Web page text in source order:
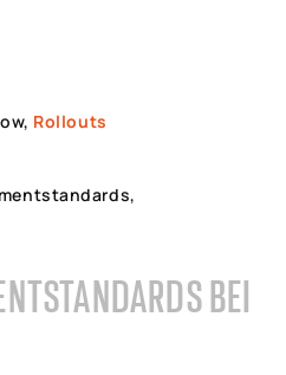
Rollouts
BEI